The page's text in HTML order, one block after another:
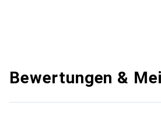
Bewertungen &